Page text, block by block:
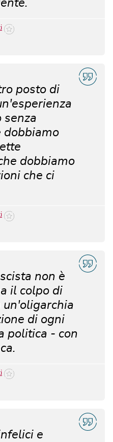
posto di
senza
dobbiamo
dobbiamo
che ci
non è
il colpo di
un'oligarchia
di ogni
politica - con
e